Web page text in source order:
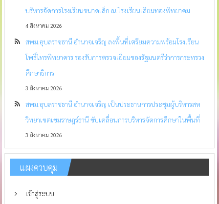
บริหารจัดการโรงเรียนขนาดเล็ก ณ โรงเรียนเสียมทองพิทยาคม
4 สิงหาคม 2026
สพม.อุบลราชธานี อำนาจเจริญ ลงพื้นที่เตรียมความพร้อมโรงเรียน
โพธิ์ไทรพิทยาคาร รองรับการตรวจเยี่ยมของรัฐมนตรีว่าการกระทรวง
ศึกษาธิการ
3 สิงหาคม 2026
สพม.อุบลราชธานี อำนาจเจริญ เป็นประธานการประชุมผู้บริหารสห
วิทยาเขตเขมราษฎร์ธานี ขับเคลื่อนการบริหารจัดการศึกษาในพื้นที่
3 สิงหาคม 2026
แผงควบคุม
เข้าสู่ระบบ